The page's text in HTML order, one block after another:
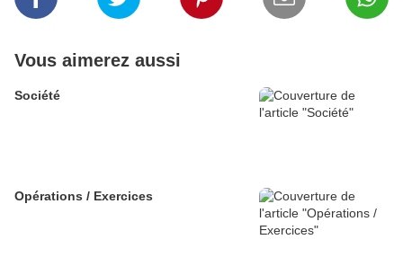
Vous aimerez aussi
Société
Opérations / Exercices